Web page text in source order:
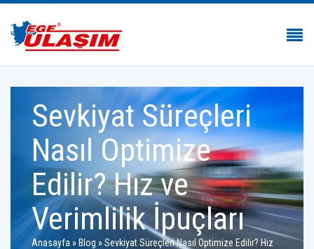
Sevkiyat Süreçleri
Nasıl Optimize
Edilir? Hız ve
Verimlilik İpuçları
Anasayfa » Blog »Sevkiyat Süreçleri Nasıl Optimize Edilir? Hız